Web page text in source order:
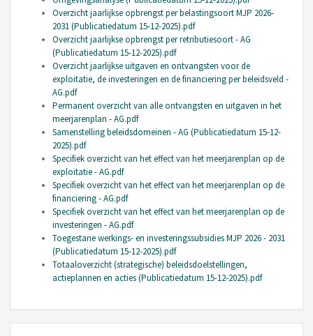
Overzicht jaarlijkse opbrengst per belastingsoort MJP 2026-
2031 (Publicatiedatum 15-12-2025).pdf
Overzicht jaarlijkse opbrengst per retributiesoort - AG
(Publicatiedatum 15-12-2025).pdf
Overzicht jaarlijkse uitgaven en ontvangsten voor de
exploitatie, de investeringen en de financiering per beleidsveld -
AG.pdf
Permanent overzicht van alle ontvangsten en uitgaven in het
meerjarenplan - AG.pdf
Samenstelling beleidsdomeinen - AG (Publicatiedatum 15-12-
2025).pdf
Specifiek overzicht van het effect van het meerjarenplan op de
exploitatie - AG.pdf
Specifiek overzicht van het effect van het meerjarenplan op de
financiering - AG.pdf
Specifiek overzicht van het effect van het meerjarenplan op de
investeringen - AG.pdf
Toegestane werkings- en investeringssubsidies MJP 2026 - 2031
(Publicatiedatum 15-12-2025).pdf
Totaaloverzicht (strategische) beleidsdoelstellingen,
actieplannen en acties (Publicatiedatum 15-12-2025).pdf